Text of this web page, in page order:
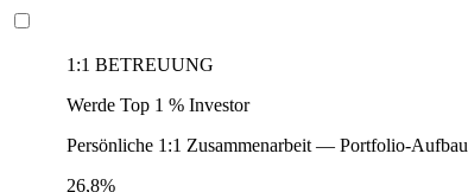
1:1 BETREUUNG
Werde Top 1 % Investor
Persönliche 1:1 Zusammenarbeit — Portfolio-
26,8%